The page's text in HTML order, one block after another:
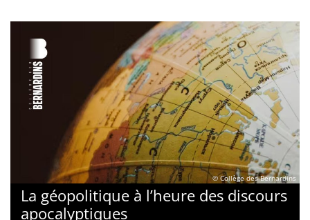
© Collège des Bernardins
La géopolitique à l’heure des discours
apocalyptiques